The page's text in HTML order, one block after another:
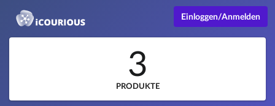
Einloggen/Anmelden
3
PRODUKTE